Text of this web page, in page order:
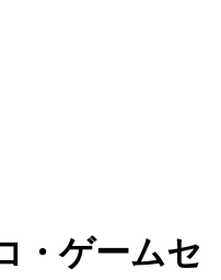
・ゲームセ